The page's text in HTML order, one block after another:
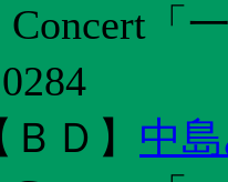
Concert
ＢＤ 】 中